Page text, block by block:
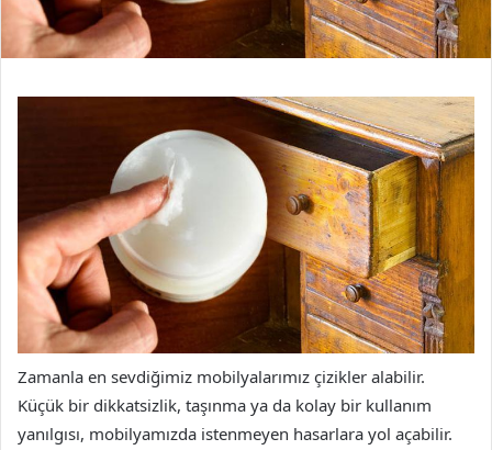
Zamanla en sevdiğimiz mobilyalarımız çizikler alabilir.
Küçük bir dikkatsizlik, taşınma ya da kolay bir kullanım
yanılgısı, mobilyamızda istenmeyen hasarlara yol açabilir.